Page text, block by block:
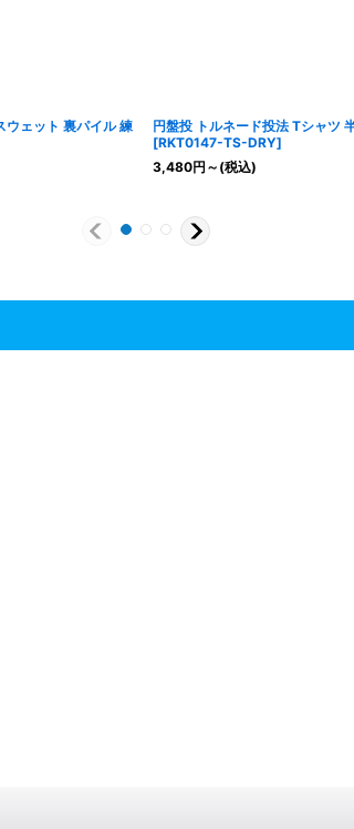
ウェット 裏パイル 練
円盤投 トルネード投法 Tシャツ
[RKT0147-TS-DRY]
3,480円 ～ (税込)